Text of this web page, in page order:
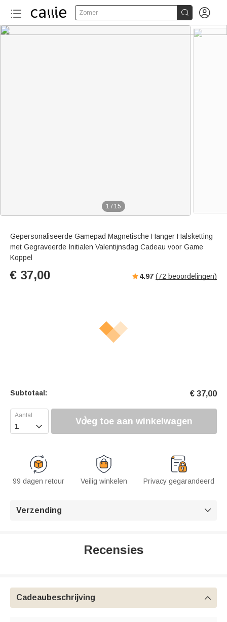
Zomer  
1 / 15
Gepersonaliseerde Gamepad Magnetische Hanger Halsketting
met Gegraveerde Initialen Valentijnsdag Cadeau voor Game
Koppel
€ 37,00 4.97 (72 beoordelingen)
Subtotaal: € 37,00
 Voeg toe aan winkelwagen
99 dagen retour Veilig winkelen Privacy gegarandeerd
Verzending 
Recensies
Cadeaubeschrijving 